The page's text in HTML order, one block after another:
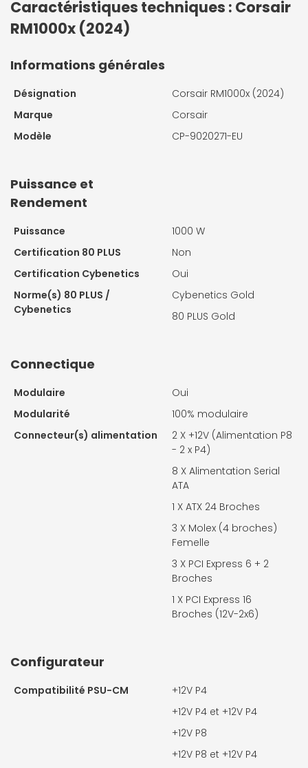
Caractéristiques techniques : Corsair
RM1000x (2024)
Informations générales
Désignation
Corsair RM1000x (2024)
Marque
Corsair
Modèle
CP-9020271-EU
Puissance et
Rendement
Puissance
1000 W
Certification 80 PLUS
Non
Certification Cybenetics
Oui
Norme(s) 80 PLUS /
Cybenetics
Cybenetics Gold
80 PLUS Gold
Connectique
Modulaire
Oui
Modularité
100% modulaire
Connecteur(s) alimentation
2 X +12V (Alimentation P8
- 2 x P4)
8 X Alimentation Serial
ATA
1 X ATX 24 Broches
3 X Molex (4 broches)
Femelle
3 X PCI Express 6 + 2
Broches
1 X PCI Express 16
Broches (12V-2x6)
Configurateur
Compatibilité PSU-CM
+12V P4
+12V P4 et +12V P4
+12V P8
+12V P8 et +12V P4